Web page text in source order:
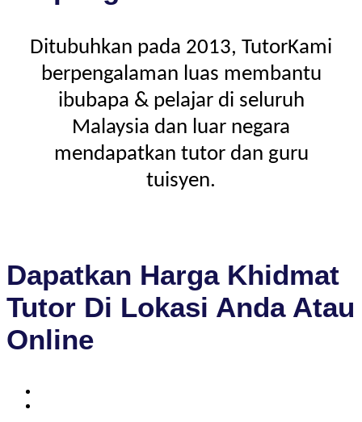
Ditubuhkan pada 2013, TutorKami
berpengalaman luas membantu
ibubapa & pelajar di seluruh
Malaysia dan luar negara
mendapatkan tutor dan guru
tuisyen.
Dapatkan Harga Khidmat
Tutor Di Lokasi Anda Atau
Online